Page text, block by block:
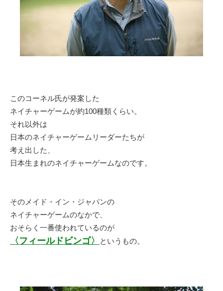
このコーネル氏が発案した
ネイチャーゲームが約100種類くらい。
それ以外は
日本のネイチャーゲームリーダーたちが
考え出した、
日本生まれのネイチャーゲームなのです。
そのメイド・イン・ジャパンの
ネイチャーゲームのなかで、
おそらく一番使われているのが
〈フィールドビンゴ〉 というもの。